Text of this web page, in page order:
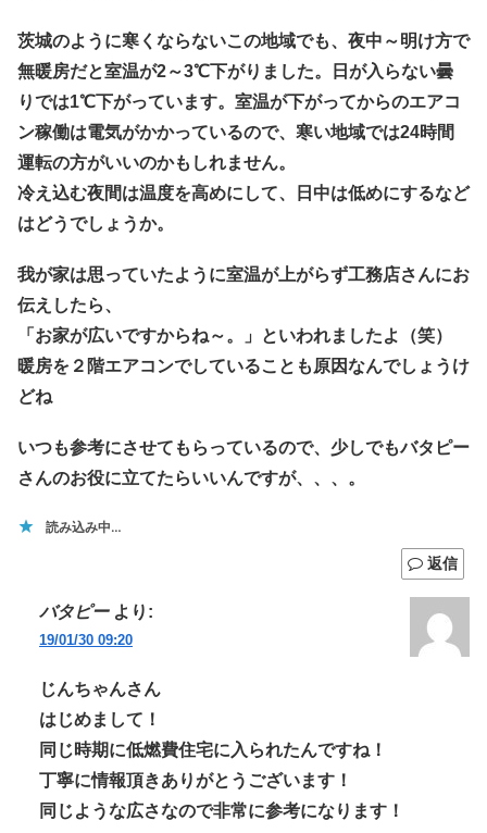
茨城のように寒くならないこの地域でも、夜中～明け方で
無暖房だと室温が2～3℃下がりました。日が入らない曇
りでは1℃下がっています。室温が下がってからのエアコ
ン稼働は電気がかかっているので、寒い地域では24時間
運転の方がいいのかもしれません。
冷え込む夜間は温度を高めにして、日中は低めにするなど
はどうでしょうか。
我が家は思っていたように室温が上がらず工務店さんにお
伝えしたら、
「お家が広いですからね～。」といわれましたよ（笑）
暖房を２階エアコンでしていることも原因なんでしょうけ
どね
いつも参考にさせてもらっているので、少しでもバタピー
さんのお役に立てたらいいんですが、、、。
読み込み中…
返信
バタピー より:
19/01/30 09:20
じんちゃんさん
はじめまして！
同じ時期に低燃費住宅に入られたんですね！
丁寧に情報頂きありがとうございます！
同じような広さなので非常に参考になります！